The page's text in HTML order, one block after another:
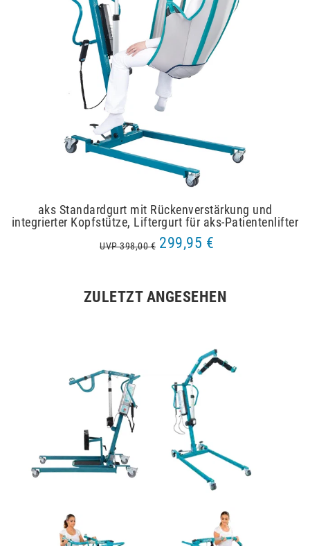
aks Standardgurt mit Rückenverstärkung und
integrierter Kopfstütze, Liftergurt für aks-Patientenlifter
UVP 398,00 € 299,95 €
ZULETZT ANGESEHEN